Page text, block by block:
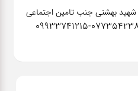
شهید بهشتی جنب تامین اجتماعی